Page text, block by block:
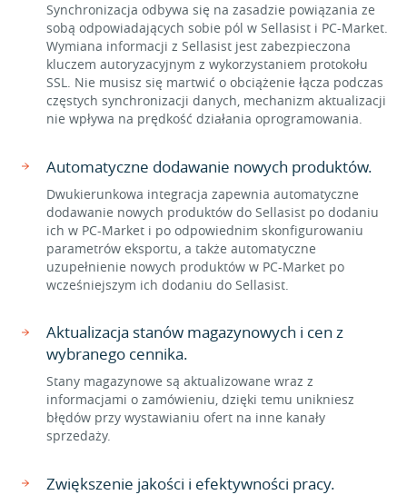
Synchronizacja odbywa się na zasadzie powiązania ze
sobą odpowiadających sobie pól w Sellasist i PC-Market.
Wymiana informacji z Sellasist jest zabezpieczona
kluczem autoryzacyjnym z wykorzystaniem protokołu
SSL. Nie musisz się martwić o obciążenie łącza podczas
częstych synchronizacji danych, mechanizm aktualizacji
nie wpływa na prędkość działania oprogramowania.
Automatyczne dodawanie nowych produktów.
Dwukierunkowa integracja zapewnia automatyczne
dodawanie nowych produktów do Sellasist po dodaniu
ich w PC-Market i po odpowiednim skonfigurowaniu
parametrów eksportu, a także automatyczne
uzupełnienie nowych produktów w PC-Market po
wcześniejszym ich dodaniu do Sellasist.
Aktualizacja stanów magazynowych i cen z
wybranego cennika.
Stany magazynowe są aktualizowane wraz z
informacjami o zamówieniu, dzięki temu unikniesz
błędów przy wystawianiu ofert na inne kanały
sprzedaży.
Zwiększenie jakości i efektywności pracy.